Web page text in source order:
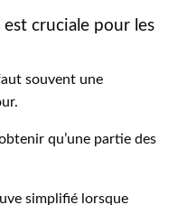
cruciale pour les
souvent une
qu’une partie des
simplifié lorsque